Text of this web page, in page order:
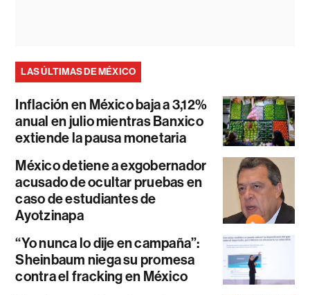
LAS ÚLTIMAS DE MÉXICO
Inflación en México baja a 3,12%
anual en julio mientras Banxico
extiende la pausa monetaria
México detiene a exgobernador
acusado de ocultar pruebas en
caso de estudiantes de
Ayotzinapa
“Yo nunca lo dije en campaña”:
Sheinbaum niega su promesa
contra el fracking en México